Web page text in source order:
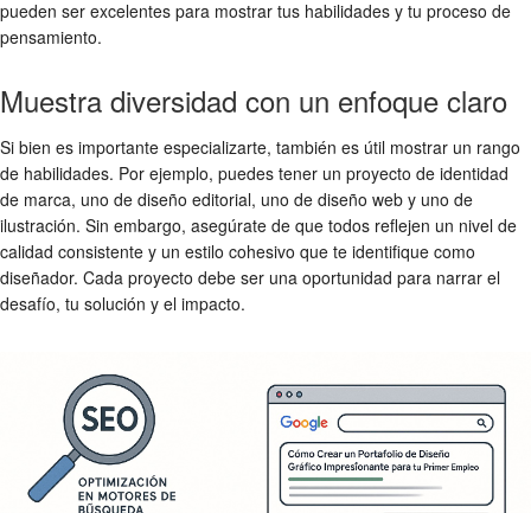
pueden ser excelentes para mostrar tus habilidades y tu proceso de
pensamiento.
Muestra diversidad con un enfoque claro
Si bien es importante especializarte, también es útil mostrar un rango
de habilidades. Por ejemplo, puedes tener un proyecto de identidad
de marca, uno de diseño editorial, uno de diseño web y uno de
ilustración. Sin embargo, asegúrate de que todos reflejen un nivel de
calidad consistente y un estilo cohesivo que te identifique como
diseñador. Cada proyecto debe ser una oportunidad para narrar el
desafío, tu solución y el impacto.